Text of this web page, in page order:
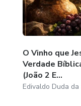
O Vinho que
Verdade
(João 2 E...
Edivaldo Duda da